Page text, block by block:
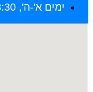
ימים א'-ה', 08:30 - 17:00